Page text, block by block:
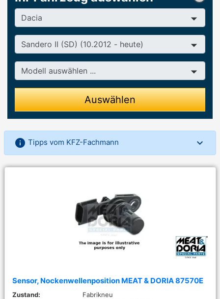
Hersteller
Baureihe
Modell
Auswählen
info Tipps vom KFZ-Fachmann
Sensor, Nockenwellenposition MEAT & DORIA 87570E
Zustand:
Fabrikneu